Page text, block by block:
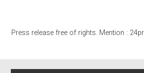
Press release free of rights. Mention :